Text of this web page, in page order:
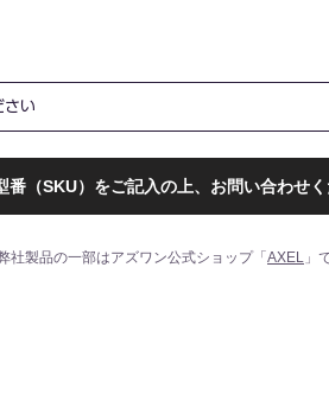
さい
（SKU）をご記入の上、お問い合わせく
社製品の一部はアズワン公式ショップ「 AXEL 」